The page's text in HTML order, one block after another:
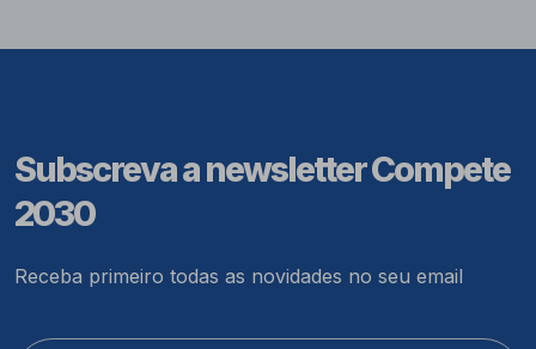
Subscreva a newsletter Compete
2030
Receba primeiro todas as novidades no seu email